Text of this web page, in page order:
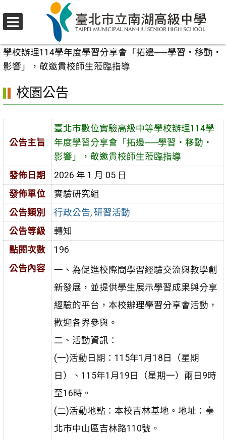
至
要
內
校園公告
學校辦理114學年度學習分享會「拓邊──學習‧移動‧
影響」，敬邀貴校師生蒞臨指導
校園公告
公告主旨
臺北市數位實驗高級中等學校辦理114學
年度學習分享會「拓邊──學習‧移動‧
影響」，敬邀貴校師生蒞臨指導
發佈日期
2026 年 1 月 05 日
發佈單位
實驗研究組
公告類別
行政公告, 研習活動
公告等級
轉知
點閱次數
196
公告內容
一、為促進校際間學習經驗交流與教學創
新發展，並提供學生展示學習成果與分享
經驗的平台，本校辦理學習分享會活動，
歡迎各界參與。
二、活動資訊：
(一)活動日期：115年1月18日（星期
日）、115年1月19日（星期一）兩日9時
至16時。
(二)活動地點：本校吉林基地。地址：臺
北市中山區吉林路110號。
選
單